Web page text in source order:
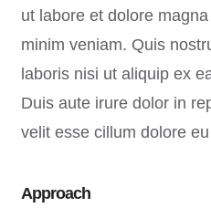
ut labore et dolore
minim veniam. Quis
laboris nisi ut aliquip ex
Duis aute irure dolor in
velit esse cillum dolore
Approach